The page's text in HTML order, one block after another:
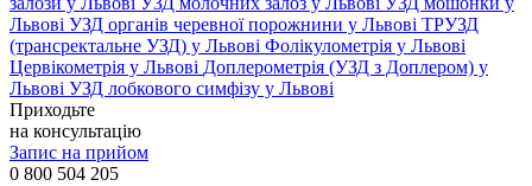
Львові УЗД органів черевної порожнини у Львові ТРУЗД
(трансректальне УЗД) у Львові Фолікулометрія у Львові
Цервікометрія у Львові Доплерометрія (УЗД з Доплером) у
Львові УЗД лобкового симфізу у Львові
Приходьте
на консультацію
Запис на прийом
0 800 504 205